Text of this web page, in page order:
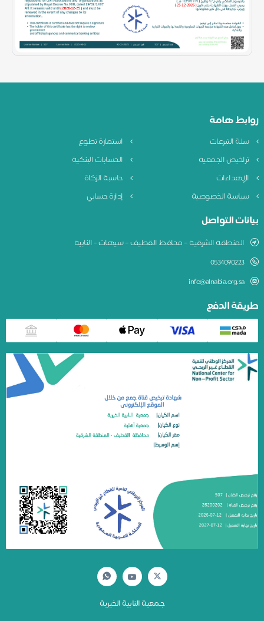
روابط هامة
سلة التبرعات
استمارة تطوع
تراخيص الجمعية
الحسابات البنكية
الإهداءات
حاسبة الزكاة
سياسة الخصوصية
إدارة حسابي
بيانات التواصل
المنطقة الشرقية – محافظ القطيف – سيهات - النابية
0534090223
info@alnabia.org.sa
طريقة الدفع
جـمعية النابية الخيرية